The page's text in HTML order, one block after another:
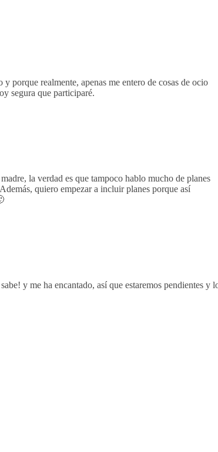
porque realmente, apenas me entero de cosas de ocio
segura que participaré.
la verdad es que tampoco hablo mucho de planes
quiero empezar a incluir planes porque así
y me ha encantado, así que estaremos pendientes y